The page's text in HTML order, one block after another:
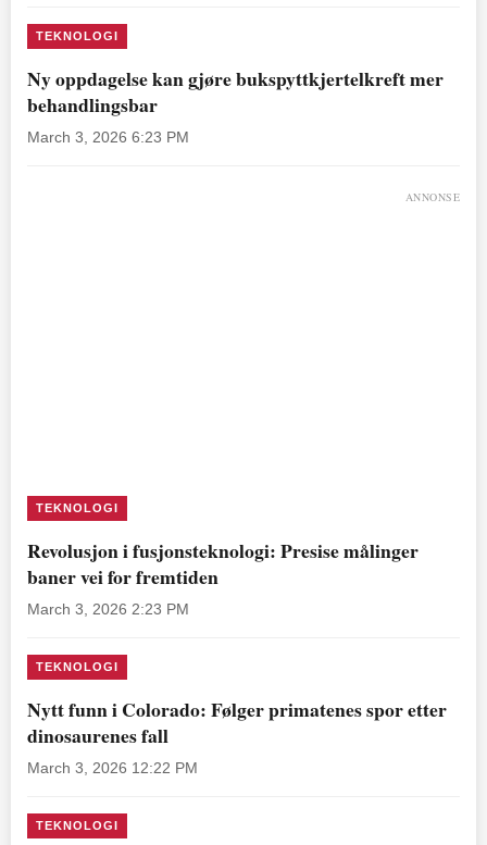
TEKNOLOGI
Ny oppdagelse kan gjøre bukspyttkjertelkreft mer
behandlingsbar
March 3, 2026 6:23 PM
ANNONSE
TEKNOLOGI
Revolusjon i fusjonsteknologi: Presise målinger
baner vei for fremtiden
March 3, 2026 2:23 PM
TEKNOLOGI
Nytt funn i Colorado: Følger primatenes spor etter
dinosaurenes fall
March 3, 2026 12:22 PM
TEKNOLOGI